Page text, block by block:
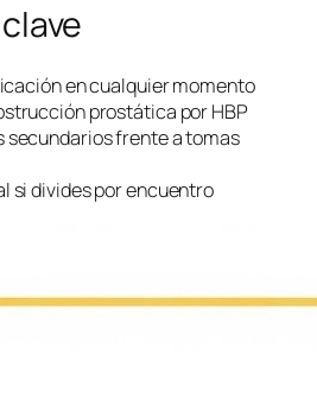
en cualquier momento
prostática por HBP
secundarios frente a tomas
si divides por encuentro